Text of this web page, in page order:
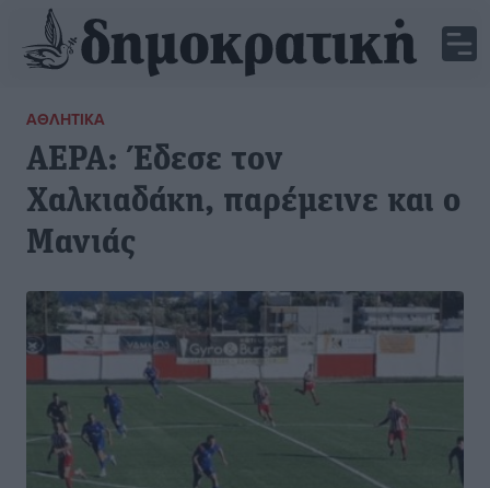
ΑΘΛΗΤΙΚΆ
ΑΕΡΑ: Έδεσε τον
Χαλκιαδάκη, παρέμεινε και ο
Μανιάς